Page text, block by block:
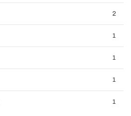
2
1
1
1
1